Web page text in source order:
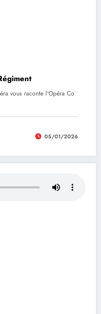
vous raconte l'Opéra Co
05/01/2026